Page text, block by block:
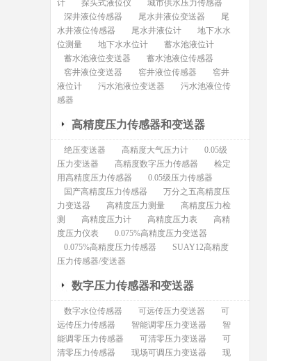
计
探头式液位仪
城市供水压力传感器
深井液位传感器
尾水井液位变送器
尾
水井液位传感器
尾水井液位计
地下水水
位测量
地下水水位计
蓄水池液位计
蓄水池液位变送器
蓄水池液位传感器
窖井液位变送器
窖井液位传感器
窖井
液位计
污水池液位变送器
污水池液位传
感器
高精度压力传感器和变送器
绝压变送器 高精度大气压力计
0.05级
压力变送器
高精度数字压力传感器
检定
用高精度压力传感器
0.05级压力传感器
国产高精度压力传感器
万分之五高精度压
力变送器
高精度压力测量
高精度压力检
测
高精度压力计 高精度压力表
高精
度压力仪表
0.075%高精度压力变送器
0.075%高精度压力传感器
SUAY12高精度
压力传感器/变送器
数字压力传感器和变送器
数字水位传感器 可远传压力变送器
可
远传压力传感器
智能调零压力变送器
智
能调零压力传感器
可清零压力变送器
可
清零压力传感器
现场可调压力变送器
现